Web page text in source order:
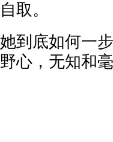
自取。
她到底如何一
野心，无知和毫